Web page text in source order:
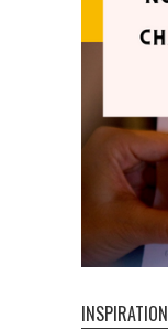
INSPIRATION